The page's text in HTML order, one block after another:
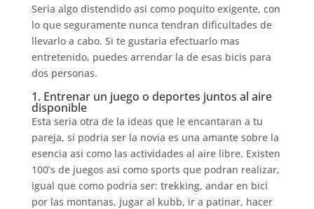
Seri­a algo distendido asi­ como poquito exigente, con
lo que seguramente nunca tendran dificultades de
llevarlo a cabo. Si te gustaria efectuarlo mas
entretenido, puedes arrendar la de esas bicis para
dos personas.
1. Entrenar un juego o deportes juntos al aire
disponible
Esta seri­a otra de la ideas que le encantaran a tu
pareja, si podri­a ser la novia es una amante sobre la
esencia asi­ como las actividades al aire libre. Existen
100’s de juegos asi­ como sports que podran realizar,
igual que como podri­a ser: trekking, andar en bici
por las montanas, jugar al kubb, ir a patinar, hacer